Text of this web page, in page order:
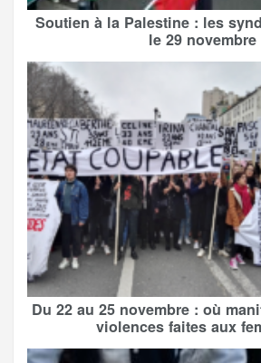
Soutien à la Palestine : les
le 29 novembre
Du 22 au 25 novembre : où
violences faites aux